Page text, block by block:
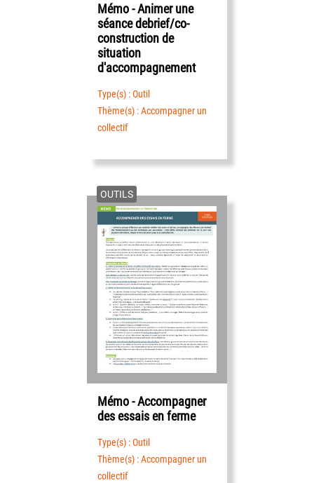
Mémo - Animer une
séance debrief/co-
construction de
situation
d'accompagnement
Type(s) : Outil
Thème(s) : Accompagner un
collectif
OUTILS
Mémo - Accompagner
des essais en ferme
Type(s) : Outil
Thème(s) : Accompagner un
collectif